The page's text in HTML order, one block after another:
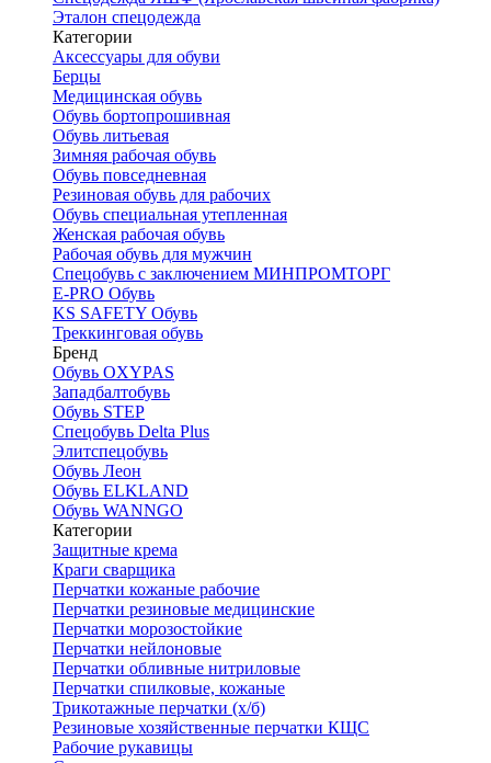
Эталон спецодежда
Категории
Аксессуары для обуви
Берцы
Медицинская обувь
Обувь бортопрошивная
Обувь литьевая
Зимняя рабочая обувь
Обувь повседневная
Резиновая обувь для рабочих
Обувь специальная утепленная
Женская рабочая обувь
Рабочая обувь для мужчин
Спецобувь с заключением МИНПРОМТОРГ
E-PRO Обувь
KS SAFETY Обувь
Треккинговая обувь
Бренд
Обувь OXYPAS
Западбалтобувь
Обувь STEP
Спецобувь Delta Plus
Элитспецобувь
Обувь Леон
Обувь ELKLAND
Обувь WANNGO
Категории
Защитные крема
Краги сварщика
Перчатки кожаные рабочие
Перчатки резиновые медицинские
Перчатки морозостойкие
Перчатки нейлоновые
Перчатки обливные нитриловые
Перчатки спилковые, кожаные
Трикотажные перчатки (х/б)
Резиновые хозяйственные перчатки КЩС
Рабочие рукавицы